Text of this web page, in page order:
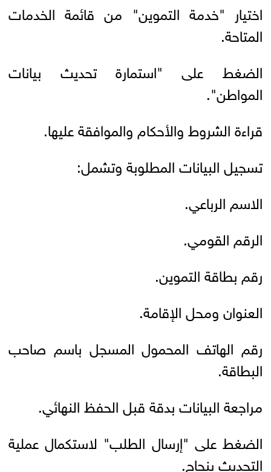
اختيار "خدمة التموين" من قائمة الخدمات
المتاحة.
الضغط على "استمارة تحديث بيانات
المواطن".
قراءة الشروط والأحكام والموافقة عليها.
تسجيل البيانات المطلوبة وتشمل:
الاسم الرباعي.
الرقم القومي.
رقم بطاقة التموين.
العنوان ومحل الإقامة.
رقم الهاتف المحمول المسجل باسم صاحب
البطاقة.
مراجعة البيانات بدقة قبل الحفظ النهائي.
الضغط على "إرسال الطلب" لاستكمال عملية
التحديث بنجاح.